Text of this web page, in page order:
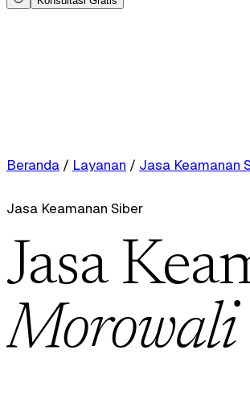
Beranda / Layanan / Jasa Keamanan
Jasa Keamanan Siber
Jasa